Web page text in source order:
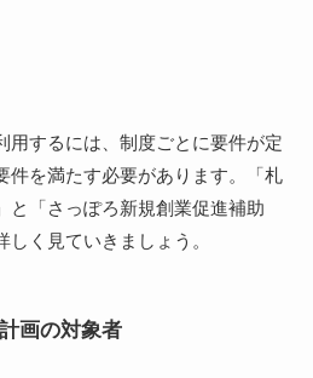
用するには、制度ごとに要件が定
件を満たす必要があります。「札
と「さっぽろ新規創業促進補助
く見ていきましょう。
画の対象者